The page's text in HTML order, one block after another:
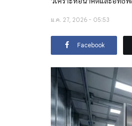
ม.ค. 27, 2026 - 05:53
Facebook